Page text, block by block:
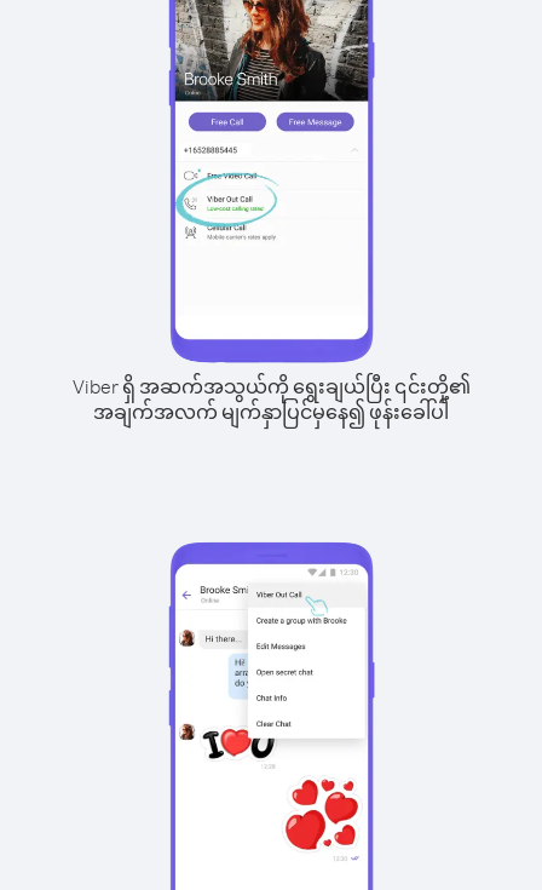
Viber ရှိ အဆက်အသွယ်ကို ရွေးချယ်ပြီး ၎င်းတို့၏
အချက်အလက် မျက်နှာပြင်မှနေ၍ ဖုန်းခေါ်ပါ